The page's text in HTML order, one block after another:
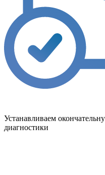
Устанавливаем
диагностики